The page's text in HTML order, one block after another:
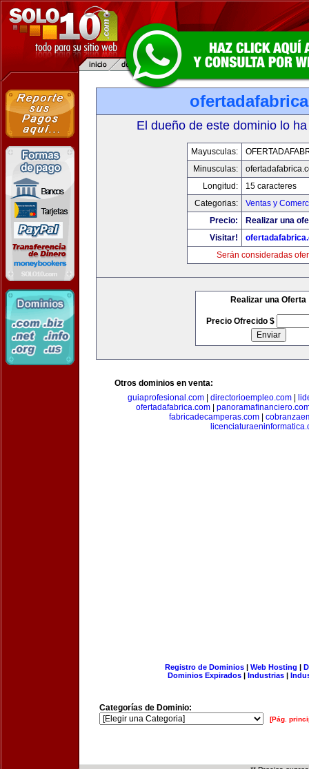
El dueño de este dominio lo
Mayusculas:
Minusculas:
Longitud:
15 caracteres
Categorias:
Ventas y
Precio:
Realizar una
Visitar!
Serán consideradas
Realizar una Oferta
Precio Ofrecido $
Otros dominios en venta:
guiaprofesional.com| directorioempleo.com|
ofertadafabrica.com|
fabricadecamperas.com
Registro de Dominios| Web Hosting |
Dominios Expirados | Industrias |
Categorías de Dominio:
[Pág.